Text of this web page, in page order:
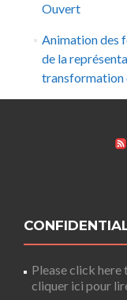
Ouvert
Animation des
de la
transformation
Please click
cliquer ici pour